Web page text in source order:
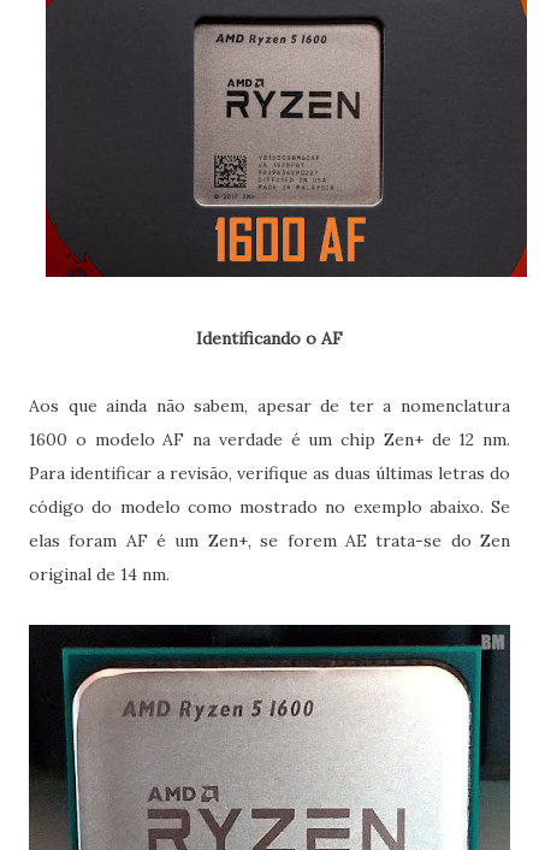
Identificando o AF
Aos que ainda não sabem, apesar de ter a nomenclatura
1600 o modelo AF na verdade é um chip Zen+ de 12 nm.
Para identificar a revisão, verifique as duas últimas letras do
código do modelo como mostrado no exemplo abaixo. Se
elas foram AF é um Zen+, se forem AE trata-se do Zen
original de 14 nm.